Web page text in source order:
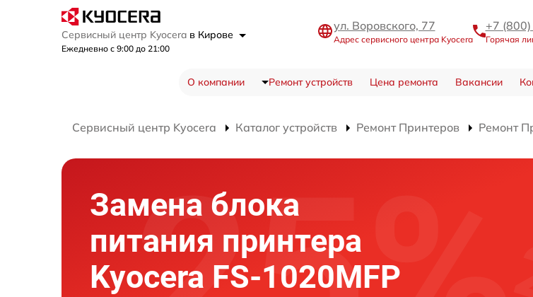
Сервисный центр Kyocera в Кирове
Ежедневно с 9:00 до 21:00
ул. Воровского, 77
Адрес сервисного центра Kyocera
+7
Горячая
О компании Ремонт устройств Цена ремонта Вакансии
Сервисный центр Kyocera Каталог устройств Ремонт Принтеров Ремонт
Замена блока
питания принтера
Kyocera FS-1020MFP